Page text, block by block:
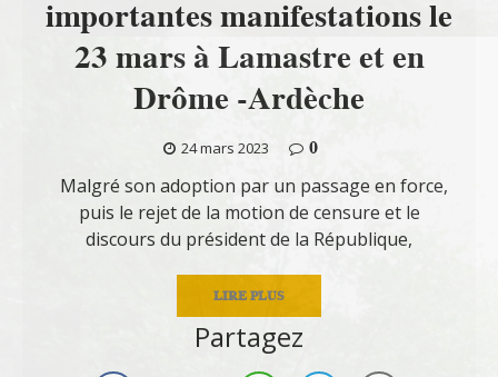
importantes manifestations le
23 mars à Lamastre et en
Drôme -Ardèche
24 mars 2023
0
Malgré son adoption par un passage en force,
puis le rejet de la motion de censure et le
discours du président de la République,
LIRE PLUS
Partagez